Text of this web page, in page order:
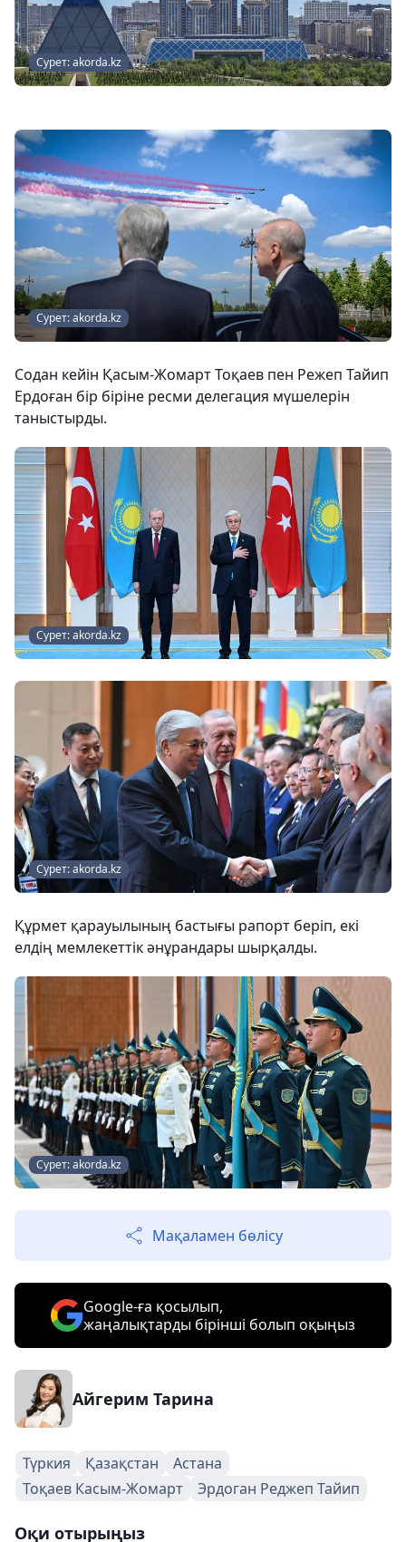
Сурет: akorda.kz
Сурет: akorda.kz
Содан кейін Қасым-Жомарт Тоқаев пен Режеп Тайип
Ердоған бір біріне ресми делегация мүшелерін
таныстырды.
Сурет: akorda.kz
Сурет: akorda.kz
Құрмет қарауылының бастығы рапорт беріп, екі
елдің мемлекеттік әнұрандары шырқалды.
Сурет: akorda.kz
Мақаламен бөлісу
Google-ға қосылып,
жаңалықтарды бірінші болып оқыңыз
Айгерим Тарина
Түркия Қазақстан
Астана
Тоқаев Касым-Жомарт
Эрдоган Реджеп Тайип
Оқи отырыңыз